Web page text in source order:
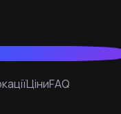
ЦіниFAQ